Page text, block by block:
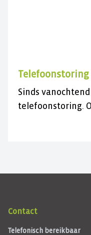
Telefoonstoring
Sinds
telefoonstoring.
Contact
Telefonisch bereikbaar